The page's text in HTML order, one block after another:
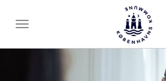
Toggle